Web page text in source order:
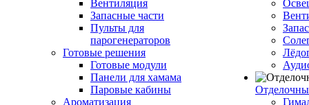
Вентиляция
Запасные части
Пульты для
парогенераторов
Готовые решения
Готовые модули
Панели для хамама
Паровые кабины
Ароматизация